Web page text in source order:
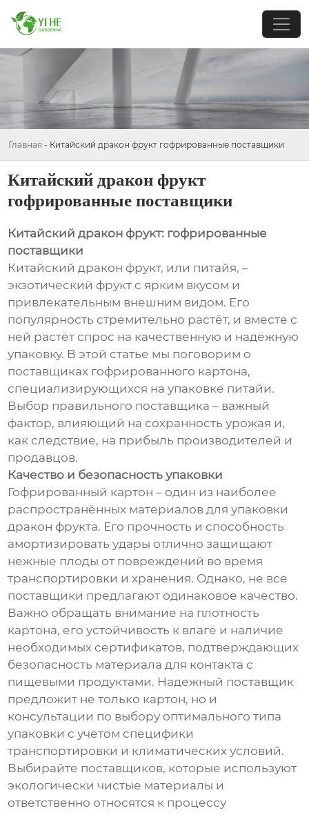
Главная - Китайский дракон фрукт гофрированные поставщики
Китайский дракон фрукт
гофрированные поставщики
Китайский дракон фрукт: гофрированные
поставщики
Китайский дракон фрукт, или питайя, –
экзотический фрукт с ярким вкусом и
привлекательным внешним видом. Его
популярность стремительно растёт, и вместе с
ней растёт спрос на качественную и надёжную
упаковку. В этой статье мы поговорим о
поставщиках гофрированного картона,
специализирующихся на упаковке питайи.
Выбор правильного поставщика – важный
фактор, влияющий на сохранность урожая и,
как следствие, на прибыль производителей и
продавцов.
Качество и безопасность упаковки
Гофрированный картон – один из наиболее
распространённых материалов для упаковки
дракон фрукта. Его прочность и способность
амортизировать удары отлично защищают
нежные плоды от повреждений во время
транспортировки и хранения. Однако, не все
поставщики предлагают одинаковое качество.
Важно обращать внимание на плотность
картона, его устойчивость к влаге и наличие
необходимых сертификатов, подтверждающих
безопасность материала для контакта с
пищевыми продуктами. Надежный поставщик
предложит не только картон, но и
консультации по выбору оптимального типа
упаковки с учетом специфики
транспортировки и климатических условий.
Выбирайте поставщиков, которые используют
экологически чистые материалы и
ответственно относятся к процессу